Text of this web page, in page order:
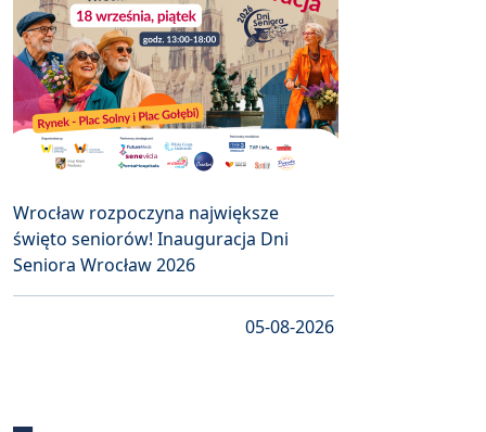
Wrocław rozpoczyna największe
święto seniorów! Inauguracja Dni
Seniora Wrocław 2026
05-08-2026